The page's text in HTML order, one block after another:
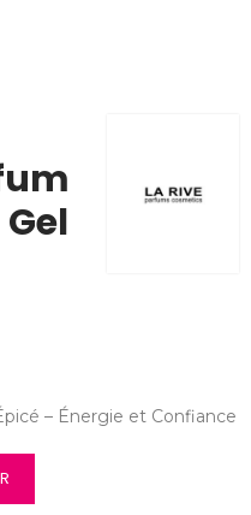
– Énergie et Confiance